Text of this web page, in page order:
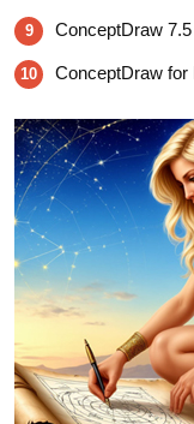
9 ConceptDraw 7.5
10 ConceptDraw for